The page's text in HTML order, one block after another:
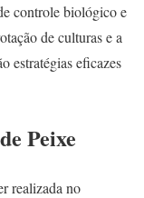
controle biológico e
de culturas e a
estratégias eficazes
Peixe
realizada no